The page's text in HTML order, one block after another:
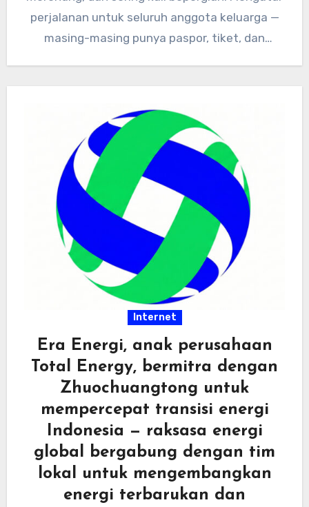
perjalanan untuk seluruh anggota keluarga —
masing-masing punya paspor, tiket, dan
Internet
Era Energi, anak perusahaan
Total Energy, bermitra dengan
Zhuochuangtong untuk
mempercepat transisi energi
Indonesia — raksasa energi
global bergabung dengan tim
lokal untuk mengembangkan
energi terbarukan dan